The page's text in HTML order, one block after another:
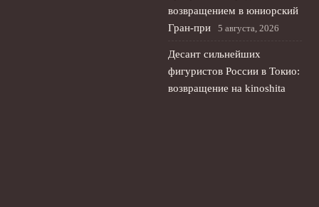
возвращением в юниорский
Гран-при
5 августа, 2026
Десант сильнейших
фигуристов России в Токио:
возвращение на kinoshita